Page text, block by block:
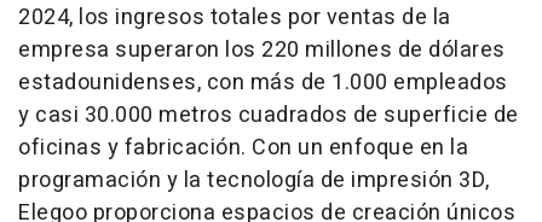
2024, los ingresos totales por ventas de la
empresa superaron los 220 millones de dólares
estadounidenses, con más de 1.000 empleados
y casi 30.000 metros cuadrados de superficie de
oficinas y fabricación. Con un enfoque en la
programación y la tecnología de impresión 3D,
Elegoo proporciona espacios de creación únicos